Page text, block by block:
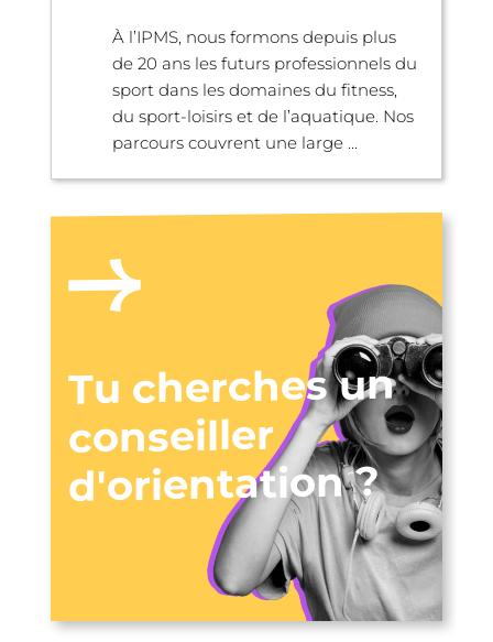
À l’IPMS, nous formons depuis plus
de 20 ans les futurs professionnels du
sport dans les domaines du fitness,
du sport-loisirs et de l’aquatique. Nos
parcours couvrent une large ...
Tu cherches un
conseiller
d'orientation ?